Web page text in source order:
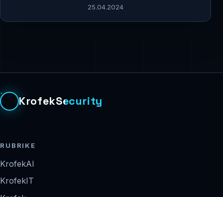
25.04.2024
KrofekSecurity
RUBRIKE
KrofekAI
KrofekIT